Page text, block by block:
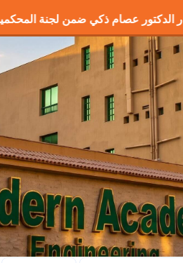
اختيار الدكتور عصام ذكي ضمن